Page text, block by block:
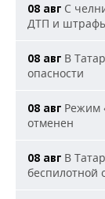
08 авг С
ДТП и
08 авг В
опасности
08 авг Режим
отменен
08 авг В
беспилотной